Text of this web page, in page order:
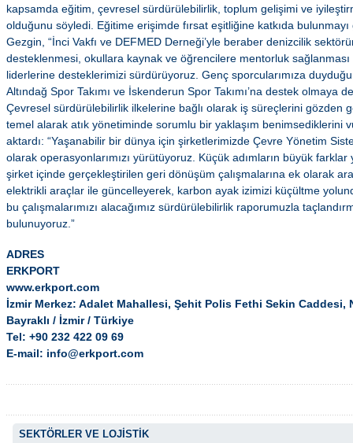
kapsamda eğitim, çevresel sürdürülebilirlik, toplum gelişimi ve
olduğunu söyledi. Eğitime erişimde fırsat eşitliğine katkıda
Gezgin, “İnci Vakfı ve DEFMED Derneği’yle beraber denizcilik
desteklenmesi, okullara kaynak ve öğrencilere mentorluk
liderlerine desteklerimizi sürdürüyoruz. Genç sporcularımıza
Altındağ Spor Takımı ve İskenderun Spor Takımı’na destek olmaya
Çevresel sürdürülebilirlik ilkelerine bağlı olarak iş süreçlerini gözden
temel alarak atık yönetiminde sorumlu bir yaklaşım benimsediklerini
aktardı: “Yaşanabilir bir dünya için şirketlerimizde Çevre Yönetim
olarak operasyonlarımızı yürütüyoruz. Küçük adımların büyük
şirket içinde gerçekleştirilen geri dönüşüm çalışmalarına ek olarak
elektrikli araçlar ile güncelleyerek, karbon ayak izimizi küçültme
bu çalışmalarımızı alacağımız sürdürülebilirlik raporumuzla
bulunuyoruz.”
ADRES
ERKPORT
www.erkport.com
İzmir Merkez: Adalet Mahallesi, Şehit Polis Fethi Sekin Caddesi,
Bayraklı / İzmir / Türkiye
Tel: +90 232 422 09 69
E-mail: info@erkport.com
SEKTÖRLER VE LOJİSTİK